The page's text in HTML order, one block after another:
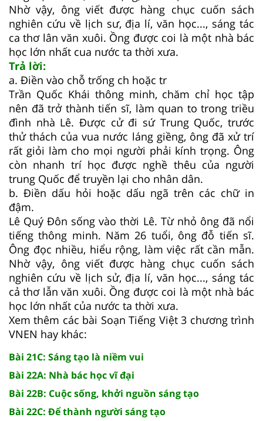
Nhờ vậy, ông viết được hàng chục cuốn sách
nghiên cứu về lịch sư, địa lí, văn học..., sáng tác
ca thơ lân văn xuôi. Ồng được coi là một nhà bác
học lớn nhất cua nước ta thời xưa.
Trả lời:
a. Điền vào chỗ trống ch hoặc tr
Trần Quốc Khái thông minh, chăm chỉ học tập
nên đã trở thành tiến sĩ, làm quan to trong triều
đình nhà Lê. Được cử đi sứ Trung Quốc, trước
thử thách của vua nước láng giềng, ông đã xử trí
rất giỏi làm cho mọi người phải kính trọng. Ông
còn nhanh trí học được nghề thêu của người
trung Quốc để truyền lại cho nhân dân.
b. Điền dấu hỏi hoặc dấu ngã trên các chữ in
đậm.
Lê Quý Đôn sống vào thời Lê. Từ nhỏ ông đã nổi
tiếng thông minh. Năm 26 tuổi, ông đỗ tiến sĩ.
Ông đọc nhiều, hiểu rộng, làm việc rất cần mẫn.
Nhờ vậy, ông viết được hàng chục cuốn sách
nghiên cứu về lịch sử, địa lí, văn học..., sáng tác
cả thơ lẫn văn xuôi. Ồng được coi là một nhà bác
học lớn nhất của nước ta thời xưa.
Xem thêm các bài Soạn Tiếng Việt 3 chương trình
VNEN hay khác:
Bài 21C: Sáng tạo là niềm vui
Bài 22A: Nhà bác học vĩ đại
Bài 22B: Cuộc sống, khởi nguồn sáng tạo
Bài 22C: Để thành người sáng tạo